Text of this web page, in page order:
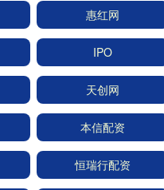
惠红网
IPO
天创网
本信配资
恒瑞行配资